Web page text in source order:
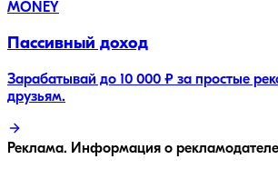
MONEY
Пассивный доход
Зарабатывай до 10 000 ₽ за простые
друзьям.
Реклама. Информация о